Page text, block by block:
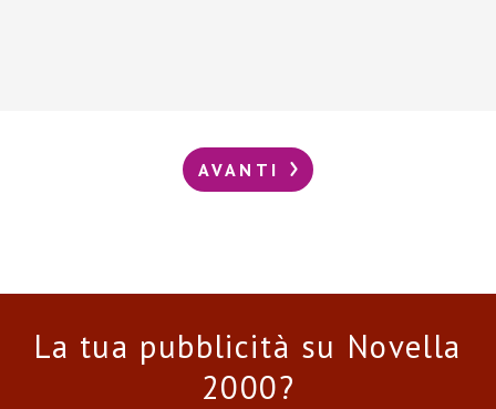
AVANTI
La tua pubblicità su Novella
2000?